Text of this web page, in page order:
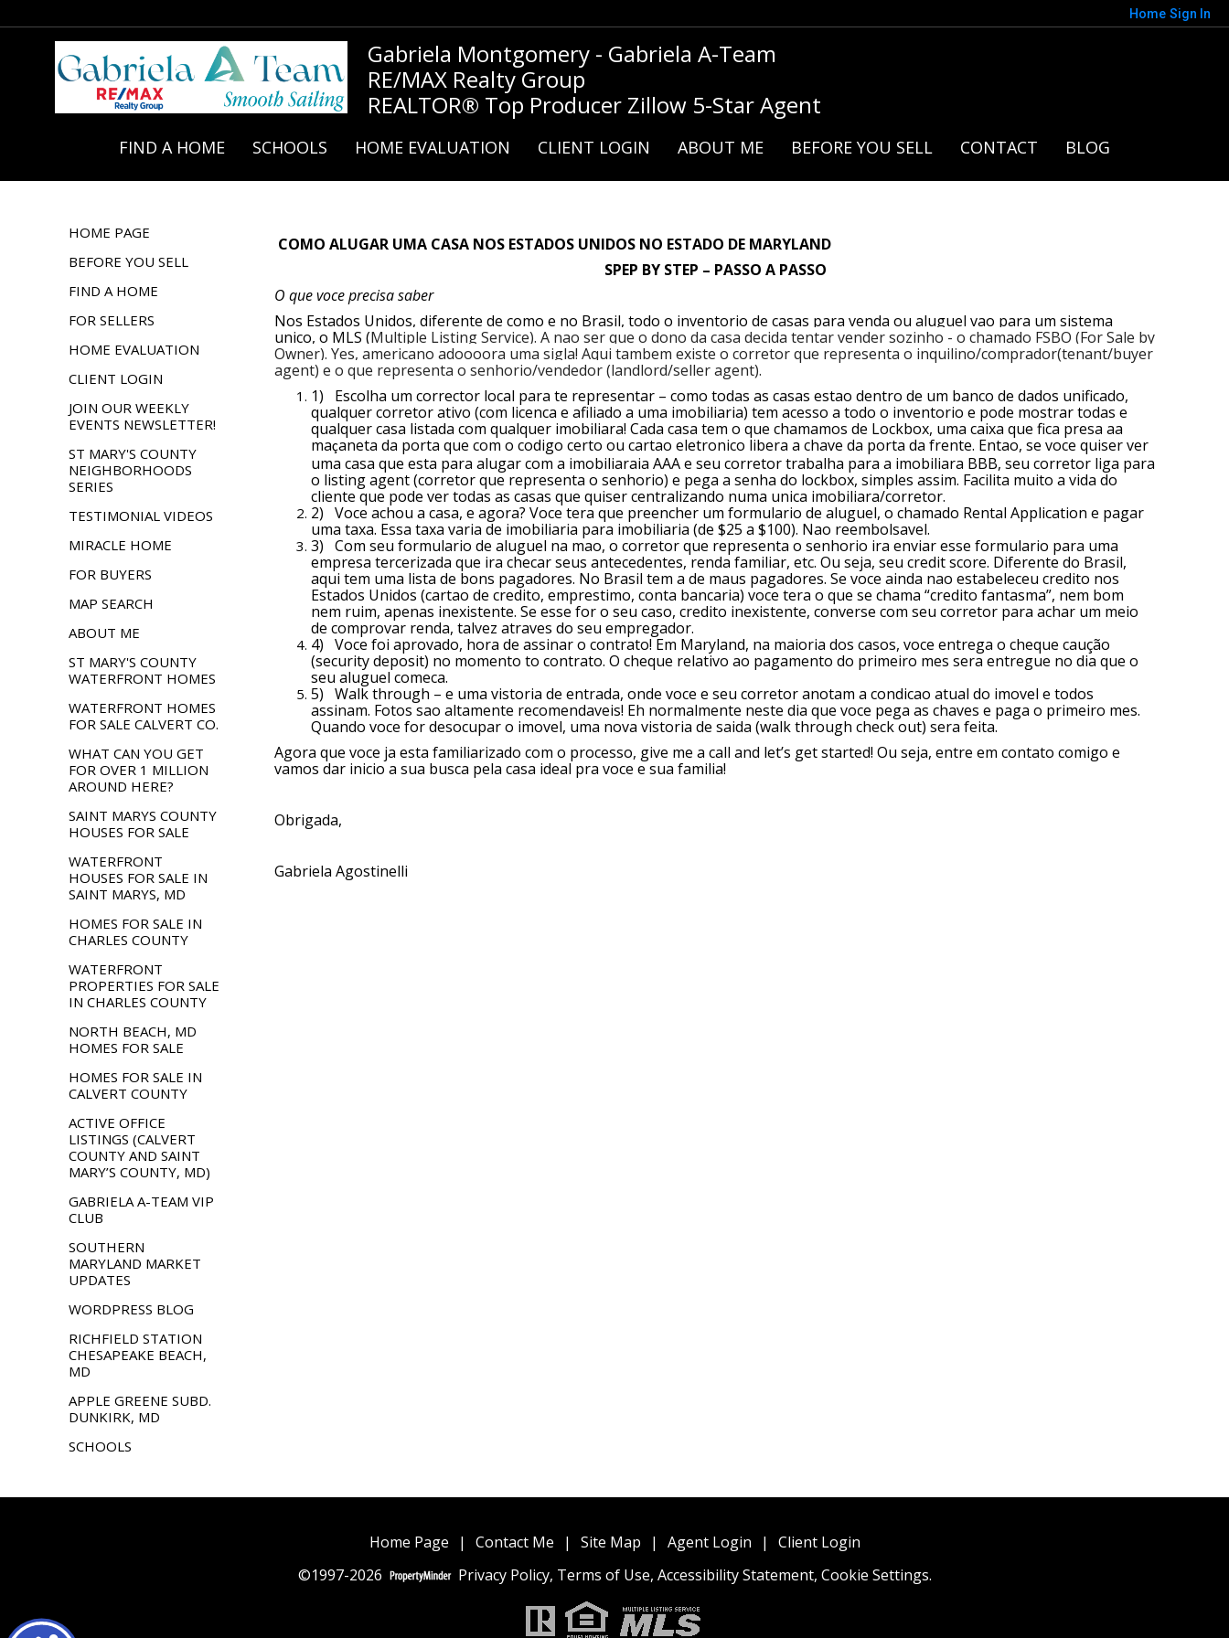
Home Sign In
Gabriela Montgomery - Gabriela A-Team
RE/MAX Realty Group
REALTOR® Top Producer Zillow 5-Star Agent
FIND A HOME SCHOOLS HOME EVALUATION CLIENT LOGIN ABOUT ME BEFORE YOU SELL CONTACT BLOG
HOME PAGE
BEFORE YOU SELL
FIND A HOME
FOR SELLERS
HOME EVALUATION
CLIENT LOGIN
JOIN OUR WEEKLY
EVENTS NEWSLETTER!
ST MARY'S COUNTY
NEIGHBORHOODS
SERIES
TESTIMONIAL VIDEOS
MIRACLE HOME
FOR BUYERS
MAP SEARCH
ABOUT ME
ST MARY'S COUNTY
WATERFRONT HOMES
WATERFRONT HOMES
FOR SALE CALVERT CO.
WHAT CAN YOU GET
FOR OVER 1 MILLION
AROUND HERE?
SAINT MARYS COUNTY
HOUSES FOR SALE
WATERFRONT
HOUSES FOR SALE IN
SAINT MARYS, MD
HOMES FOR SALE IN
CHARLES COUNTY
WATERFRONT
PROPERTIES FOR SALE
IN CHARLES COUNTY
NORTH BEACH, MD
HOMES FOR SALE
HOMES FOR SALE IN
CALVERT COUNTY
ACTIVE OFFICE
LISTINGS (CALVERT
COUNTY AND SAINT
MARY’S COUNTY, MD)
GABRIELA A-TEAM VIP
CLUB
SOUTHERN
MARYLAND MARKET
UPDATES
WORDPRESS BLOG
RICHFIELD STATION
CHESAPEAKE BEACH,
MD
APPLE GREENE SUBD.
DUNKIRK, MD
SCHOOLS
COMO ALUGAR UMA CASA NOS ESTADOS UNIDOS NO ESTADO DE MARYLAND
SPEP BY STEP – PASSO A PASSO
O que voce precisa saber
Nos Estados Unidos, diferente de como e no Brasil, todo o inventorio de casas para venda ou aluguel vao para um sistema
unico, o MLS (Multiple Listing Service). A nao ser que o dono da casa decida tentar vender sozinho - o chamado FSBO (For Sale by
Owner). Yes, americano adoooora uma sigla! Aqui tambem existe o corretor que representa o inquilino/comprador(tenant/buyer
agent) e o que representa o senhorio/vendedor (landlord/seller agent).
1)
Escolha um corrector local para te representar – como todas as casas estao dentro de um banco de dados unificado,
qualquer corretor ativo (com licenca e afiliado a uma imobiliaria) tem acesso a todo o inventorio e pode mostrar todas e
qualquer casa listada com qualquer imobiliara! Cada casa tem o que chamamos de Lockbox, uma caixa que fica presa aa
maçaneta da porta que com o codigo certo ou cartao eletronico libera a chave da porta da frente. Entao, se voce quiser ver
uma casa que esta para alugar com a imobiliaraia AAA e seu corretor trabalha para a imobiliara BBB, seu corretor liga para
o listing agent (corretor que representa o senhorio) e pega a senha do lockbox, simples assim. Facilita muito a vida do
cliente que pode ver todas as casas que quiser centralizando numa unica imobiliara/corretor.
2)
Voce achou a casa, e agora? Voce tera que preencher um formulario de aluguel, o chamado Rental Application e pagar
uma taxa. Essa taxa varia de imobiliaria para imobiliaria (de $25 a $100). Nao reembolsavel.
3)
Com seu formulario de aluguel na mao, o corretor que representa o senhorio ira enviar esse formulario para uma
empresa tercerizada que ira checar seus antecedentes, renda familiar, etc. Ou seja, seu credit score. Diferente do Brasil,
aqui tem uma lista de bons pagadores. No Brasil tem a de maus pagadores. Se voce ainda nao estabeleceu credito nos
Estados Unidos (cartao de credito, emprestimo, conta bancaria) voce tera o que se chama “credito fantasma”, nem bom
nem ruim, apenas inexistente. Se esse for o seu caso, credito inexistente, converse com seu corretor para achar um meio
de comprovar renda, talvez atraves do seu empregador.
4)
Voce foi aprovado, hora de assinar o contrato! Em Maryland, na maioria dos casos, voce entrega o cheque caução
(security deposit) no momento to contrato. O cheque relativo ao pagamento do primeiro mes sera entregue no dia que o
seu aluguel comeca.
5)
Walk through – e uma vistoria de entrada, onde voce e seu corretor anotam a condicao atual do imovel e todos
assinam. Fotos sao altamente recomendaveis! Eh normalmente neste dia que voce pega as chaves e paga o primeiro mes.
Quando voce for desocupar o imovel, uma nova vistoria de saida (walk through check out) sera feita.
Agora que voce ja esta familiarizado com o processo, give me a call and let’s get started! Ou seja, entre em contato comigo e
vamos dar inicio a sua busca pela casa ideal pra voce e sua familia!
Obrigada,
Gabriela Agostinelli
Home Page | Contact Me | Site Map | Agent Login |
Client Login
©1997-2026
Privacy Policy, Terms of Use, Accessibility Statement, Cookie Settings.